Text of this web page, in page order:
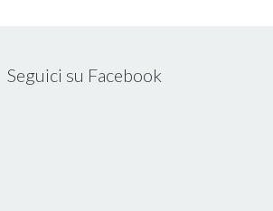
Seguici su Facebook